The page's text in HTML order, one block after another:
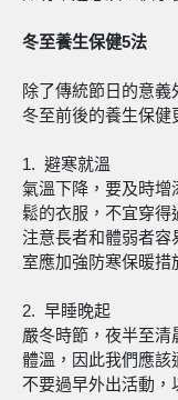
冬至養生保健5法
除了傳統節日的意
冬至前後的養生保健
1. 避寒就溫
氣溫下降，要及時增
鬆的衣服，不宜穿得
注意長者和體弱者容
室應加強防寒保暖措
2. 早睡晚起
嚴冬時節，夜半至
體溫，因此我們應
不要過早外出活動，